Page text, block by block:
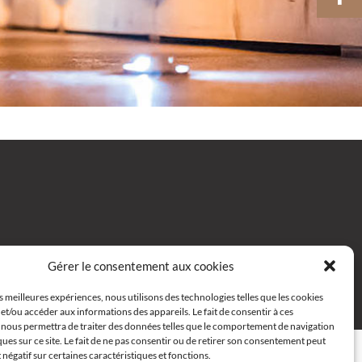
Gérer le consentement aux cookies
meilleures expériences, nous utilisons des technologies telles que les cookies
ou accéder aux informations des appareils. Le fait de consentir à ces
permettra de traiter des données telles que le comportement de navigation
sur ce site. Le fait de ne pas consentir ou de retirer son consentement peut
sur certaines caractéristiques et fonctions.
Email